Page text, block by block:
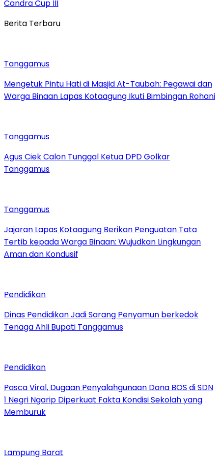
Candra Cup III
Berita Terbaru
Tanggamus
Mengetuk Pintu Hati di Masjid At-Taubah: Pegawai dan
Warga Binaan Lapas Kotaagung Ikuti Bimbingan Rohani
Tanggamus
Agus Ciek Calon Tunggal Ketua DPD Golkar
Tanggamus
Tanggamus
Jajaran Lapas Kotaagung Berikan Penguatan Tata
Tertib kepada Warga Binaan: Wujudkan Lingkungan
Aman dan Kondusif
Pendidikan
Dinas Pendidikan Jadi Sarang Penyamun berkedok
Tenaga Ahli Bupati Tanggamus
Pendidikan
Pasca Viral, Dugaan Penyalahgunaan Dana BOS di SDN
1 Negri Ngarip Diperkuat Fakta Kondisi Sekolah yang
Memburuk
Lampung Barat